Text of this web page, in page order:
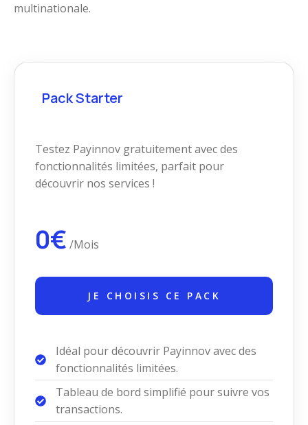
multinationale.
Pack Starter
Testez Payinnov gratuitement avec des
fonctionnalités limitées, parfait pour
découvrir nos services !
0€ /Mois
JE CHOISIS CE PACK
Idéal pour découvrir Payinnov avec des
fonctionnalités limitées.
Tableau de bord simplifié pour suivre vos
transactions.